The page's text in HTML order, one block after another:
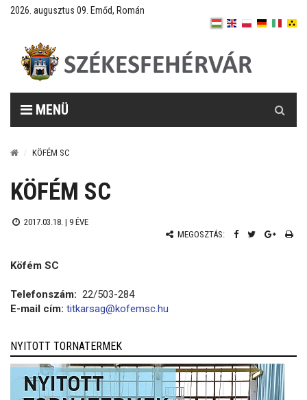
2026. augusztus 09. Emőd, Román
MENÜ
KÖFÉM SC
KÖFÉM SC
2017.03.18. | 9 ÉVE
MEGOSZTÁS:
Köfém SC
Telefonszám: 22/503-284
E-mail cím: titkarsag@kofemsc.hu
NYITOTT TORNATERMEK